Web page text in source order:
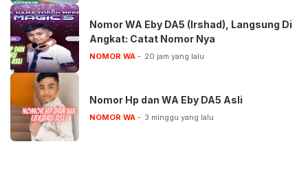
Nomor WA Eby DA5 (Irshad), Langsung Di
Angkat: Catat Nomor Nya
NOMOR WA 20 jam yang lalu
Nomor Hp dan WA Eby DA5 Asli
NOMOR WA 3 minggu yang lalu